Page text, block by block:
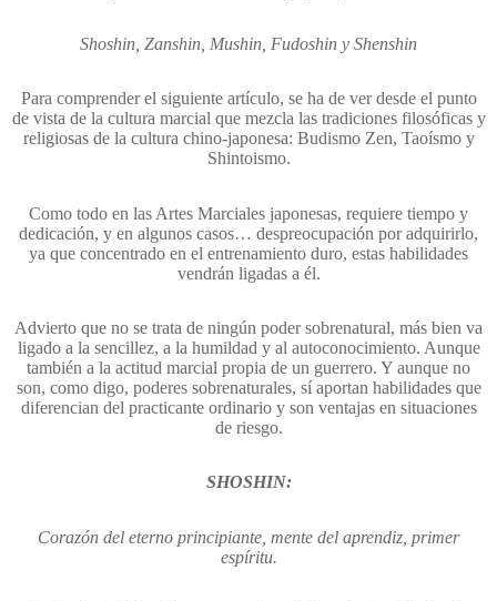
Shoshin, Zanshin, Mushin, Fudoshin y Shenshin
Para comprender el siguiente artículo, se ha de ver desde el punto
de vista de la cultura marcial que mezcla las tradiciones filosóficas y
religiosas de la cultura chino-japonesa: Budismo Zen, Taoísmo y
Shintoismo.
Como todo en las Artes Marciales japonesas, requiere tiempo y
dedicación, y en algunos casos… despreocupación por adquirirlo,
ya que concentrado en el entrenamiento duro, estas habilidades
vendrán ligadas a él.
Advierto que no se trata de ningún poder sobrenatural, más bien va
ligado a la sencillez, a la humildad y al autoconocimiento. Aunque
también a la actitud marcial propia de un guerrero. Y aunque no
son, como digo, poderes sobrenaturales, sí aportan habilidades que
diferencian del practicante ordinario y son ventajas en situaciones
de riesgo.
SHOSHIN:
Corazón del eterno principiante, mente del aprendiz, primer
espíritu.